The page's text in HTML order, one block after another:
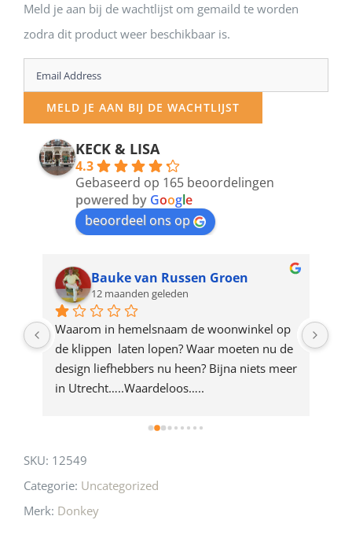
Meld je aan bij de wachtlijst om gemaild te worden
zodra dit product weer beschikbaar is.
Enter
your
email
address
product
MELD JE AAN BIJ DE WACHTLIJST
KECK & LISA
4.3
Gebaseerd op 165 beoordelingen
powered by Google
beoordeel ons op
Bauke van Russen Groen
12 maanden geleden
Waarom in hemelsnaam de woonwinkel op
de klippen  laten lopen? Waar moeten nu de
design liefhebbers nu heen? Bijna niets meer
in Utrecht…..Waardeloos…..
SKU: 12549
Categorie: Uncategorized
Merk: Donkey